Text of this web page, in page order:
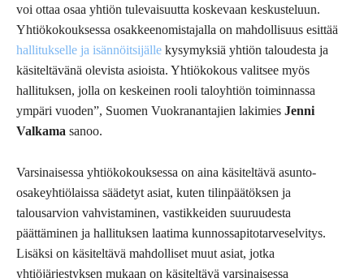
voi ottaa osaa yhtiön tulevaisuutta koskevaan keskusteluun.
Yhtiökokouksessa osakkeenomistajalla on mahdollisuus esittää
hallitukselle ja isännöitsijälle kysymyksiä yhtiön taloudesta ja
käsiteltävänä olevista asioista. Yhtiökokous valitsee myös
hallituksen, jolla on keskeinen rooli taloyhtiön toiminnassa
ympäri vuoden”, Suomen Vuokranantajien lakimies Jenni
Valkama sanoo.
Varsinaisessa yhtiökokouksessa on aina käsiteltävä asunto-
osakeyhtiölaissa säädetyt asiat, kuten tilinpäätöksen ja
talousarvion vahvistaminen, vastikkeiden suuruudesta
päättäminen ja hallituksen laatima kunnossapitotarveselvitys.
Lisäksi on käsiteltävä mahdolliset muut asiat, jotka
yhtiöjärjestyksen mukaan on käsiteltävä varsinaisessa